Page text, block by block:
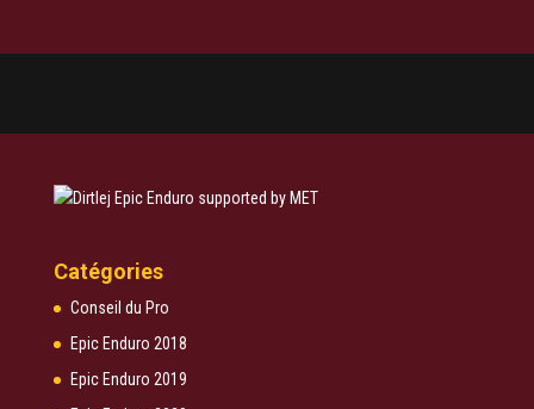
Catégories
Conseil du Pro
Epic Enduro 2018
Epic Enduro 2019